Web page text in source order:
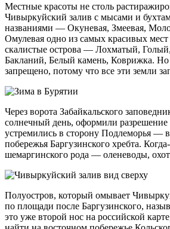
Местные красоты не столь
Чивыркуйский залив с мысами и
названиями — Окуневая, Змеевая,
Омулевая одно из самых красивых мест
скалистые острова — Лохматый,
Бакланий, Белый камень, Коврижка.
запрещено, потому что все эти земли
Через ворота Забайкальского
солнечный день, оформили
устремились в сторону Подлеморья —
побережья Баргузинского хребта.
шемаргинского рода — оленеводы,
Полуостров, который омывает
по площади после Баргузинского,
это уже второй нос на российской